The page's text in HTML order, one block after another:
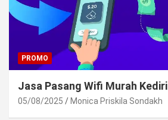
PROMO
Jasa Pasang Wifi Murah Kediri
05/08/2025 Monica Priskila Sondakh